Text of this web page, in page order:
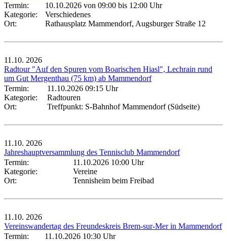
Termin:
10.10.2026 von 09:00 bis 12:00 Uhr
Kategorie:
Verschiedenes
Ort:
Rathausplatz Mammendorf, Augsburger Straße 12
11.10. 2026
Radtour "Auf den Spuren vom Boarischen Hiasl", Lechrain rund
um Gut Mergenthau (75 km) ab Mammendorf
Termin:
11.10.2026 09:15 Uhr
Kategorie:
Radtouren
Ort:
Treffpunkt: S-Bahnhof Mammendorf (Südseite)
11.10. 2026
Jahreshauptversammlung des Tennisclub Mammendorf
Termin:
11.10.2026 10:00 Uhr
Kategorie:
Vereine
Ort:
Tennisheim beim Freibad
11.10. 2026
Vereinswandertag des Freundeskreis Brem-sur-Mer in Mammendorf
Termin:
11.10.2026 10:30 Uhr